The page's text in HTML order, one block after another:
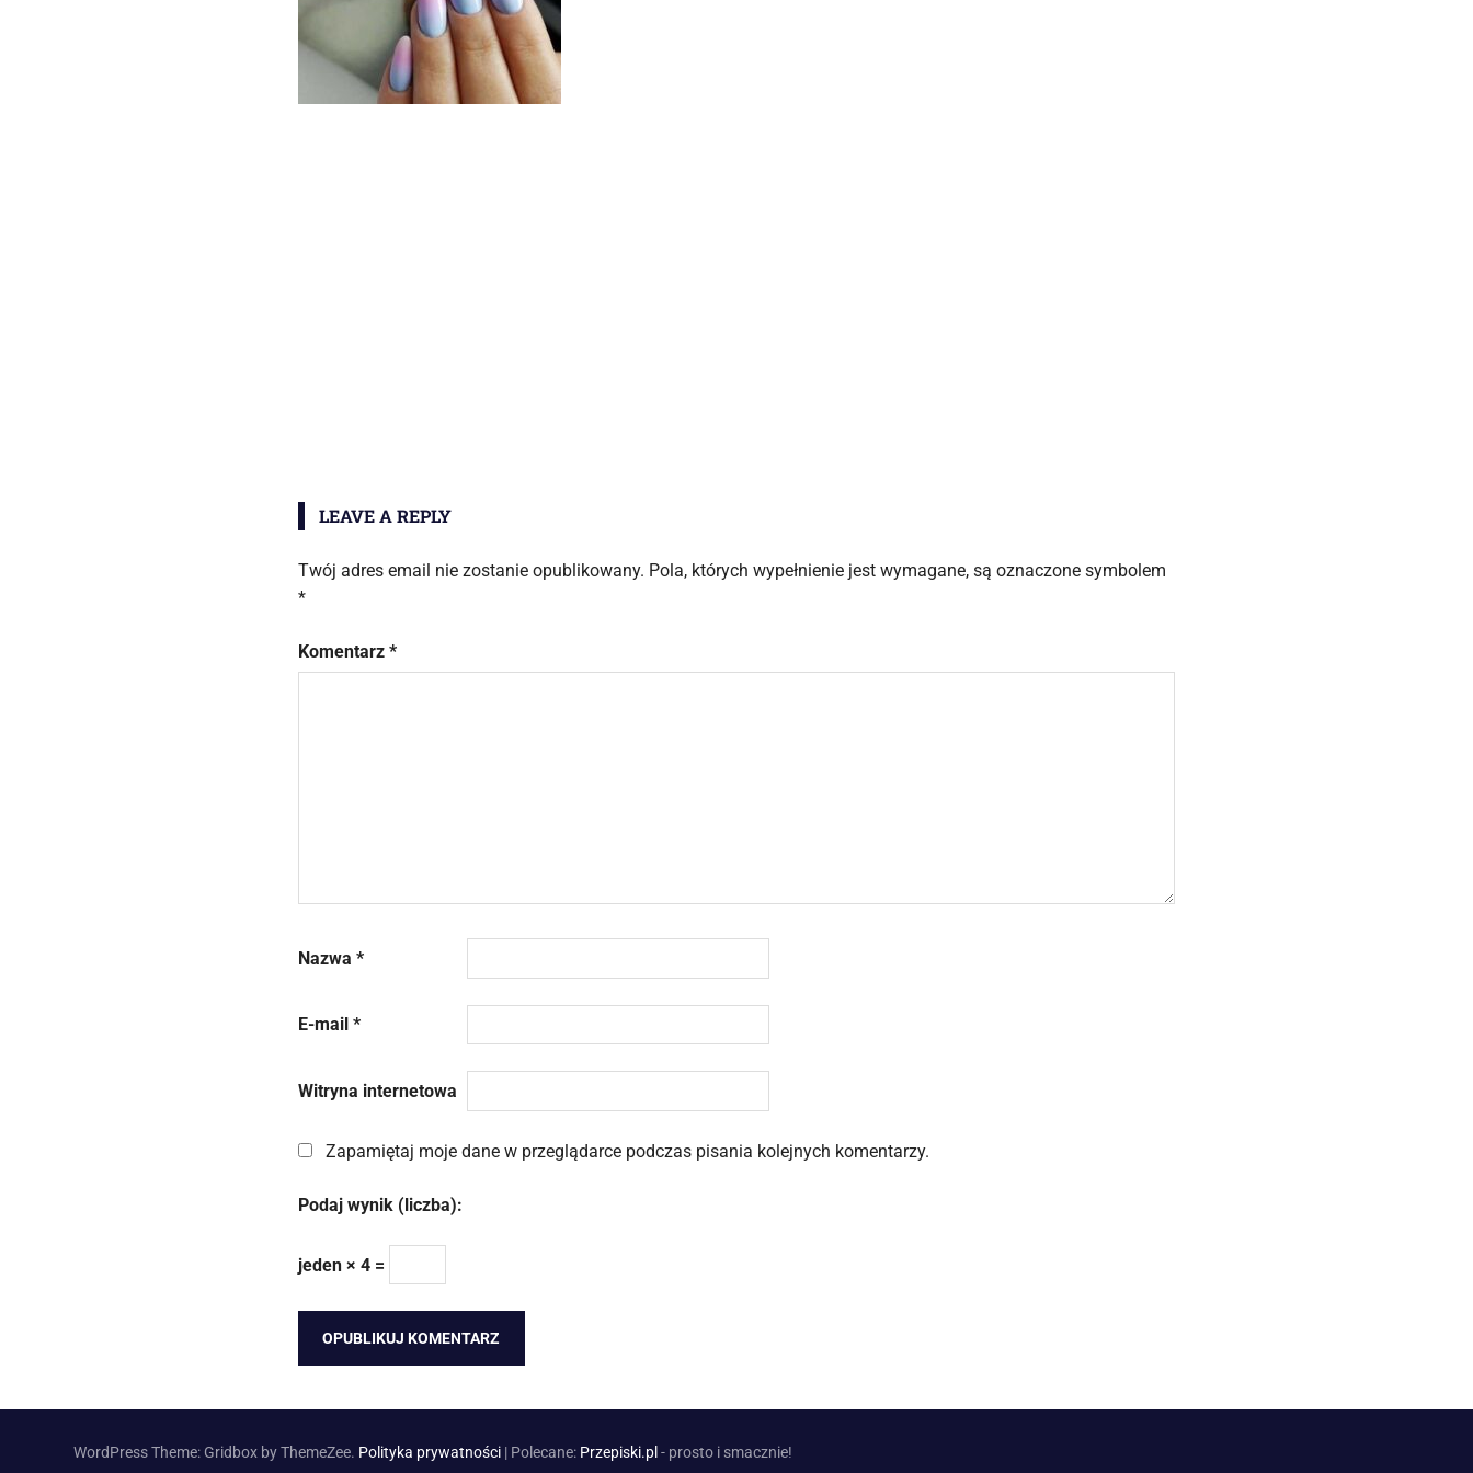
LEAVE A REPLY
Twój adres email nie zostanie opublikowany. Pola, których wypełnienie jest wymagane, są oznaczone symbolem
*
Komentarz *
Nazwa *
E-mail *
Witryna internetowa
Zapamiętaj moje dane w przeglądarce podczas pisania kolejnych komentarzy.
Podaj wynik (liczba):
jeden × 4 =
WordPress Theme: Gridbox by ThemeZee. Polityka prywatności | Polecane: Przepiski.pl - prosto i smacznie!